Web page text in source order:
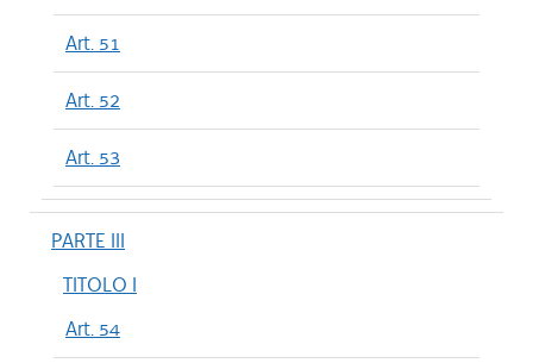
Art. 51
Art. 52
Art. 53
PARTE III
TITOLO I
Art. 54